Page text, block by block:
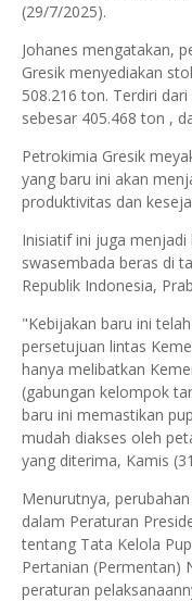
(29/7/2025).
Johanes mengatakan,
Gresik menyediakan
508.216 ton. Terdiri
sebesar 405.468 ton ,
Petrokimia Gresik
yang baru ini akan
produktivitas dan
Inisiatif ini juga
swasembada beras di
Republik Indonesia,
"Kebijakan baru ini
persetujuan lintas
hanya melibatkan
(gabungan kelompok
baru ini memastikan
mudah diakses oleh
yang diterima, Kamis
Menurutnya,
dalam Peraturan
tentang Tata Kelola
Pertanian (Permentan)
peraturan